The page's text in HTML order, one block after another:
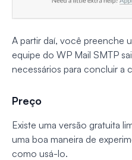
A partir daí, você preenche
equipe do WP Mail SMTP
necessários para concluir a
Preço
Existe uma versão gratuita
uma boa maneira de
como usá-lo.